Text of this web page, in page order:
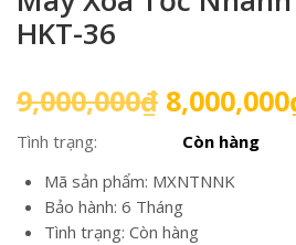
HKT-36
9,000,000₫ Giá
gốc
là:
9,000,000₫.
8,000,000
Tình trạng:
Còn hàng
Mã sản phẩm: MXNTNNK
Bảo hành: 6 Tháng
Tình trạng: Còn hàng